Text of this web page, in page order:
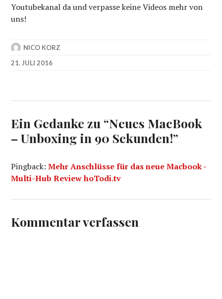
Youtubekanal da und verpasse keine Videos mehr von
uns!
NICO KORZ
21. JULI 2016
Ein Gedanke zu “Neues MacBook
– Unboxing in 90 Sekunden!”
Pingback:Mehr Anschlüsse für das neue Macbook -
Multi-Hub Review hoTodi.tv
Kommentar verfassen